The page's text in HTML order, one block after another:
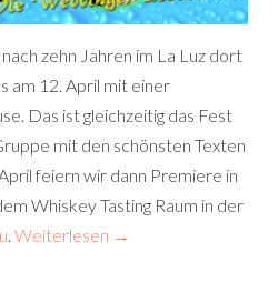
zehn Jahren im La Luz dort
am 12. April mit einer
Das ist gleichzeitig das Fest
mit den schönsten Texten
feiern wir dann Premiere in
Whiskey Tasting Raum in der
Weiterlesen →